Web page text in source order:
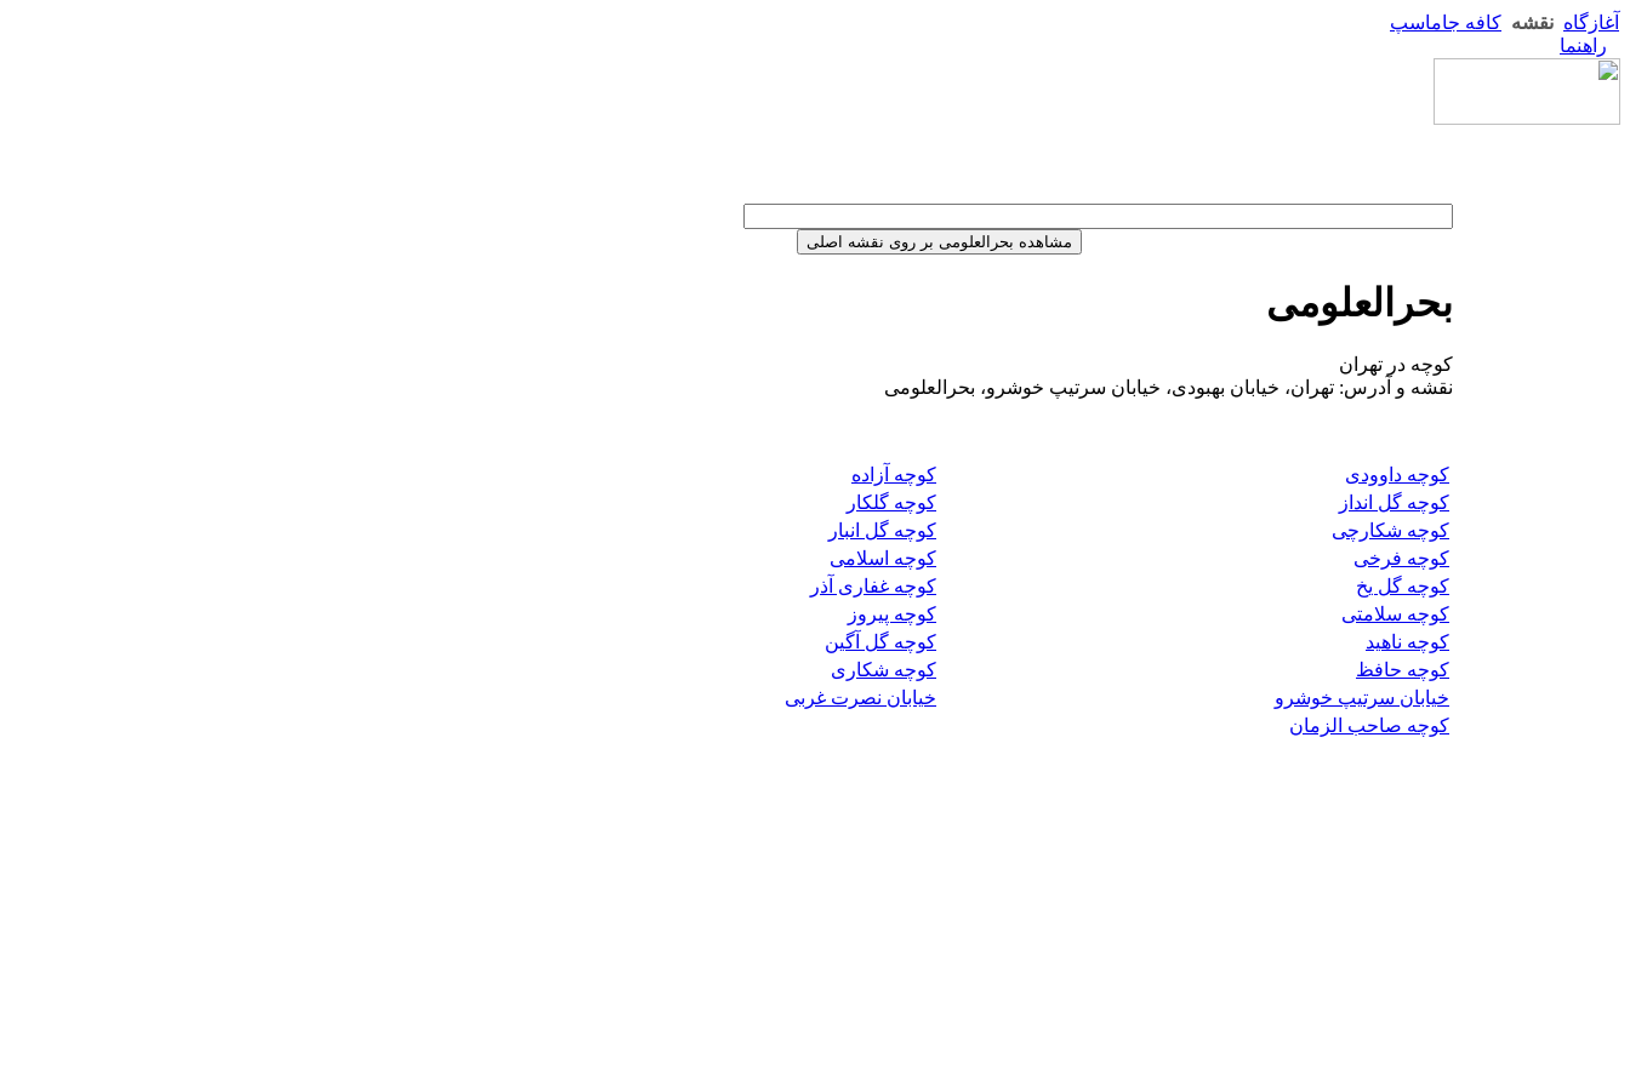
آغازگاه نقشه کافه جاماسپ
راهنما
بحرالعلومی
کوچه در تهران
نقشه و آدرس: تهران، خیابان بهبودی، خیابان سرتیپ خوشرو، بحرالعلومی
کوچه داوودی
کوچه آزاده
کوچه گل انداز
کوچه گلکار
کوچه شکارچی
کوچه گل انبار
کوچه فرخی
کوچه اسلامی
کوچه گل یخ
کوچه غفاری آذر
کوچه سلامتی
کوچه پیروز
کوچه ناهید
کوچه گل آگین
کوچه حافظ
کوچه شکاری
خیابان سرتیپ خوشرو
خیابان نصرت غربی
کوچه صاحب الزمان